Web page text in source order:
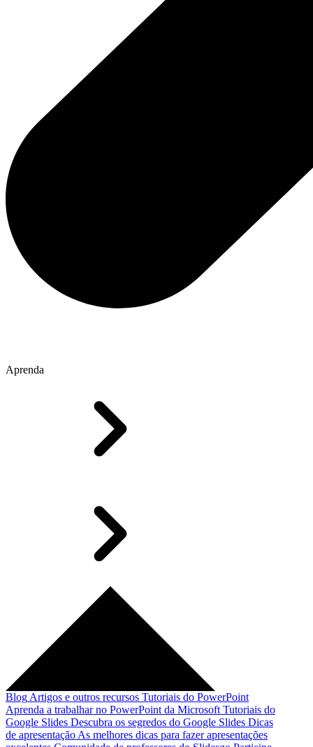
Aprenda
Blog Artigos e outros recursos Tutoriais do PowerPoint
Aprenda a trabalhar no PowerPoint da Microsoft Tutoriais do
Google Slides Descubra os segredos do Google Slides Dicas
de apresentação As melhores dicas para fazer apresentações